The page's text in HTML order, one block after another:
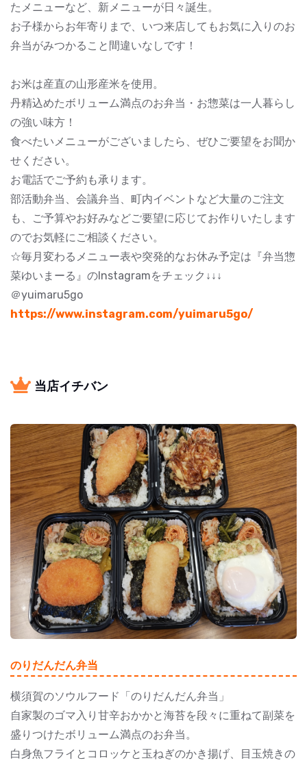
たメニューなど、新メニューが日々誕生。
お子様からお年寄りまで、いつ来店してもお気に入りのお
弁当がみつかること間違いなしです！
お米は産直の山形産米を使用。
丹精込めたボリューム満点のお弁当・お惣菜は一人暮らし
の強い味方！
食べたいメニューがございましたら、ぜひご要望をお聞か
せください。
お電話でご予約も承ります。
部活動弁当、会議弁当、町内イベントなど大量のご注文
も、ご予算やお好みなどご要望に応じてお作りいたします
のでお気軽にご相談ください。
☆毎月変わるメニュー表や突発的なお休み予定は『弁当惣
菜ゆいまーる』のInstagramをチェック↓↓↓
＠yuimaru5go
https://www.instagram.com/yuimaru5go/
当店イチバン
のりだんだん弁当
横須賀のソウルフード「のりだんだん弁当」
自家製のゴマ入り甘辛おかかと海苔を段々に重ねて副菜を
盛りつけたボリューム満点のお弁当。
白身魚フライとコロッケと玉ねぎのかき揚げ、目玉焼きの